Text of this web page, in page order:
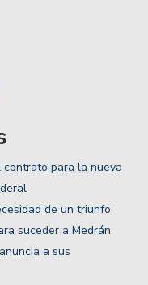
para la nueva
de un triunfo
suceder a Medrán
a sus